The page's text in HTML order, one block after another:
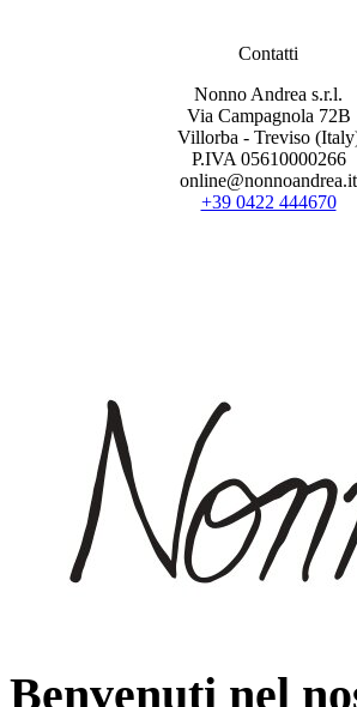
Contatti
Nonno Andrea s.r.l.
Via Campagnola 72B
Villorba - Treviso
P.IVA 05610000266
online@nonnoandrea.it
+39 0422 444670
Benvenuti nel